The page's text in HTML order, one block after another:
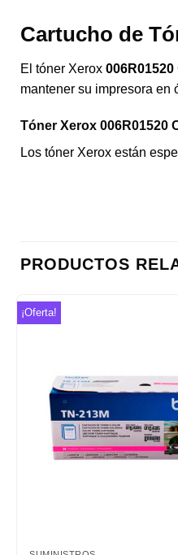
Cartucho de
El tóner Xerox 006R01520
mantener su impresora en
Tóner Xerox 006R01520
Los tóner Xerox están
PRODUCTOS
¡Oferta!